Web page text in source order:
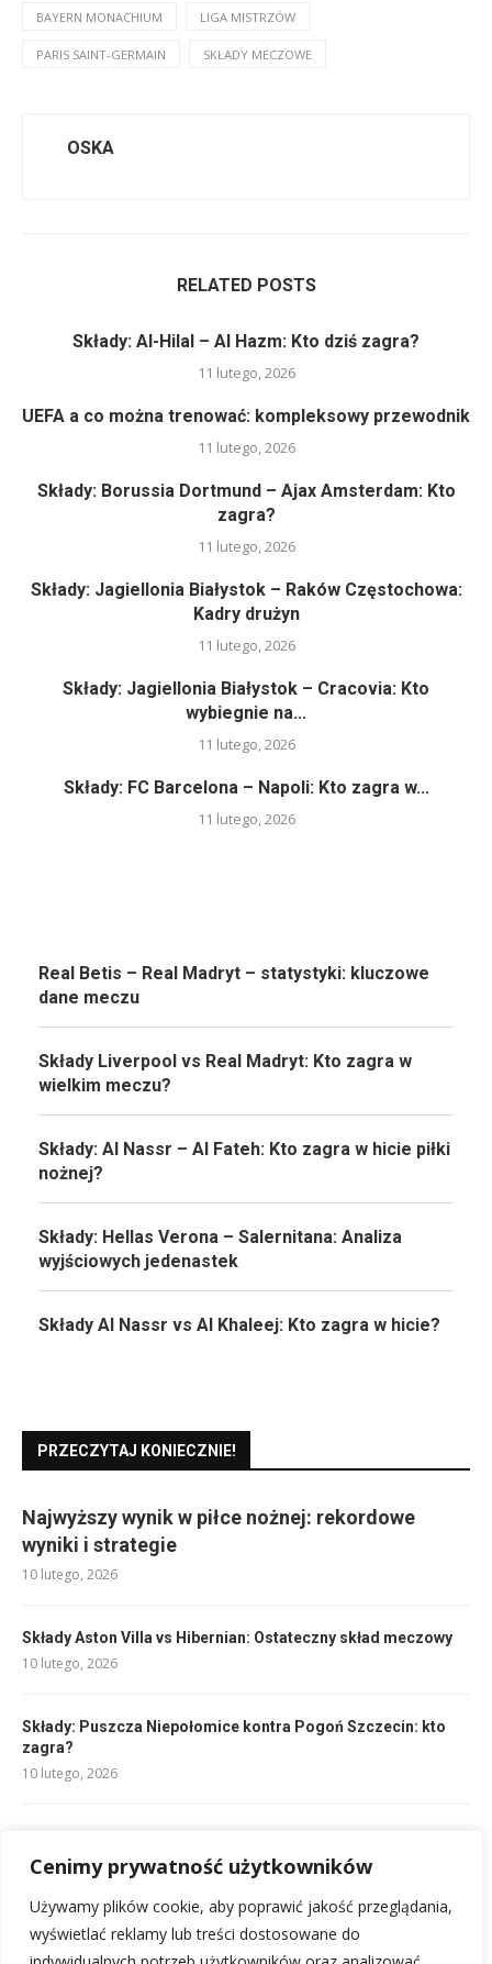
Cenimy prywatność użytkowników
Używamy plików cookie, aby poprawić jakość przeglądania,
wyświetlać reklamy lub treści dostosowane do
BAYERN MONACHIUM LIGA MISTRZÓW
PARIS SAINT-GERMAIN SKŁADY MECZOWE
OSKA
RELATED POSTS
Składy: Al-Hilal – Al Hazm: Kto dziś zagra?
11 lutego, 2026
UEFA a co można trenować: kompleksowy przewodnik
11 lutego, 2026
Składy: Borussia Dortmund – Ajax Amsterdam: Kto
zagra?
11 lutego, 2026
Składy: Jagiellonia Białystok – Raków Częstochowa:
Kadry drużyn
11 lutego, 2026
Składy: Jagiellonia Białystok – Cracovia: Kto
wybiegnie na...
11 lutego, 2026
Składy: FC Barcelona – Napoli: Kto zagra w...
11 lutego, 2026
Real Betis – Real Madryt – statystyki: kluczowe
dane meczu
Składy Liverpool vs Real Madryt: Kto zagra w
wielkim meczu?
Składy: Al Nassr – Al Fateh: Kto zagra w hicie piłki
nożnej?
Składy: Hellas Verona – Salernitana: Analiza
wyjściowych jedenastek
Składy Al Nassr vs Al Khaleej: Kto zagra w hicie?
PRZECZYTAJ KONIECZNIE!
Najwyższy wynik w piłce nożnej: rekordowe
wyniki i strategie
10 lutego, 2026
Składy Aston Villa vs Hibernian: Ostateczny skład meczowy
10 lutego, 2026
Składy: Puszcza Niepołomice kontra Pogoń Szczecin: kto
zagra?
10 lutego, 2026
10 lutego, 2026
Składy Fiorentina – Spezia: Wyjściowe jedenastki i analiza
10 lutego, 2026